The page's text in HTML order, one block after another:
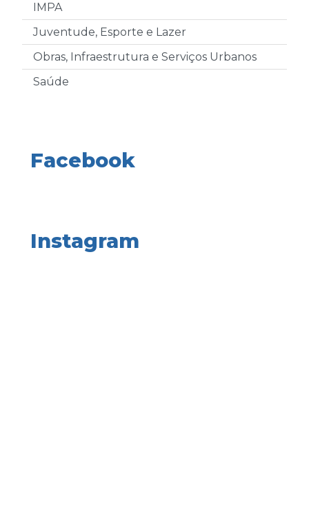
IMPA
Juventude, Esporte e Lazer
Obras, Infraestrutura e Serviços Urbanos
Saúde
Facebook
Instagram